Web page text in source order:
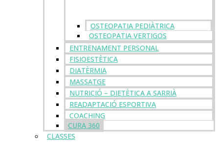
OSTEOPATIA PEDIÀTRICA
OSTEOPATIA VERTIGOS
ENTRENAMENT PERSONAL
FISIOESTÈTICA
DIATÈRMIA
MASSATGE
NUTRICIÓ – DIETÈTICA A SARRIÀ
READAPTACIÓ ESPORTIVA
COACHING
CURA 360
CLASSES